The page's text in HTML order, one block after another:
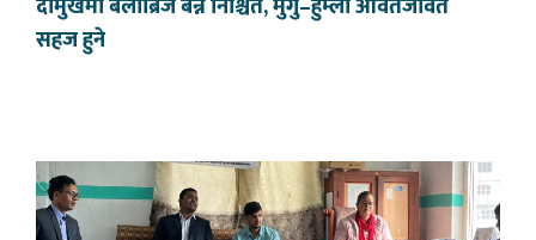
दोमुखमा बेलीब्रिज बन्ने निश्चित, मुगु–हुम्ला आवतजावत
सहज हुने